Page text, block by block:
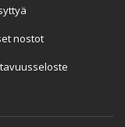
nostot